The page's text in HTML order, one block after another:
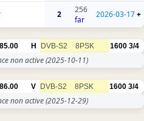
2
256
far
2026-03-17+
H DVB-S2 8PSK 1600 3/4
non active(2025-10-11)
V DVB-S2 8PSK 1600 3/4
non active(2025-12-29)